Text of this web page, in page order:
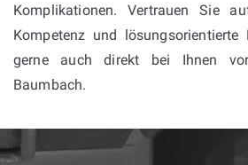
Komplikationen. Vertrauen Sie
Kompetenz und lösungsorientierte
gerne auch direkt bei Ihnen
Baumbach.